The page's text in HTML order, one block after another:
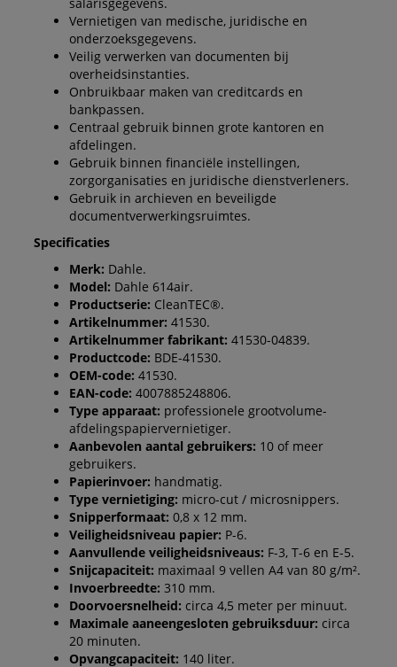
Vernietigen van medische, juridische en
onderzoeksgegevens.
Veilig verwerken van documenten bij
overheidsinstanties.
Onbruikbaar maken van creditcards en
bankpassen.
Centraal gebruik binnen grote kantoren en
afdelingen.
Gebruik binnen financiële instellingen,
zorgorganisaties en juridische dienstverleners.
Gebruik in archieven en beveiligde
documentverwerkingsruimtes.
Specificaties
Merk: Dahle.
Model: Dahle 614air.
Productserie: CleanTEC®.
Artikelnummer: 41530.
Artikelnummer fabrikant: 41530-04839.
Productcode: BDE-41530.
OEM-code: 41530.
EAN-code: 4007885248806.
Type apparaat: professionele grootvolume-
afdelingspapiervernietiger.
Aanbevolen aantal gebruikers: 10 of meer
gebruikers.
Papierinvoer: handmatig.
Type vernietiging: micro-cut / microsnippers.
Snipperformaat: 0,8 x 12 mm.
Veiligheidsniveau papier: P-6.
Aanvullende veiligheidsniveaus: F-3, T-6 en E-5.
Snijcapaciteit: maximaal 9 vellen A4 van 80 g/m².
Invoerbreedte: 310 mm.
Doorvoersnelheid: circa 4,5 meter per minuut.
Maximale aaneengesloten gebruiksduur: circa
20 minuten.
Opvangcapaciteit: 140 liter.